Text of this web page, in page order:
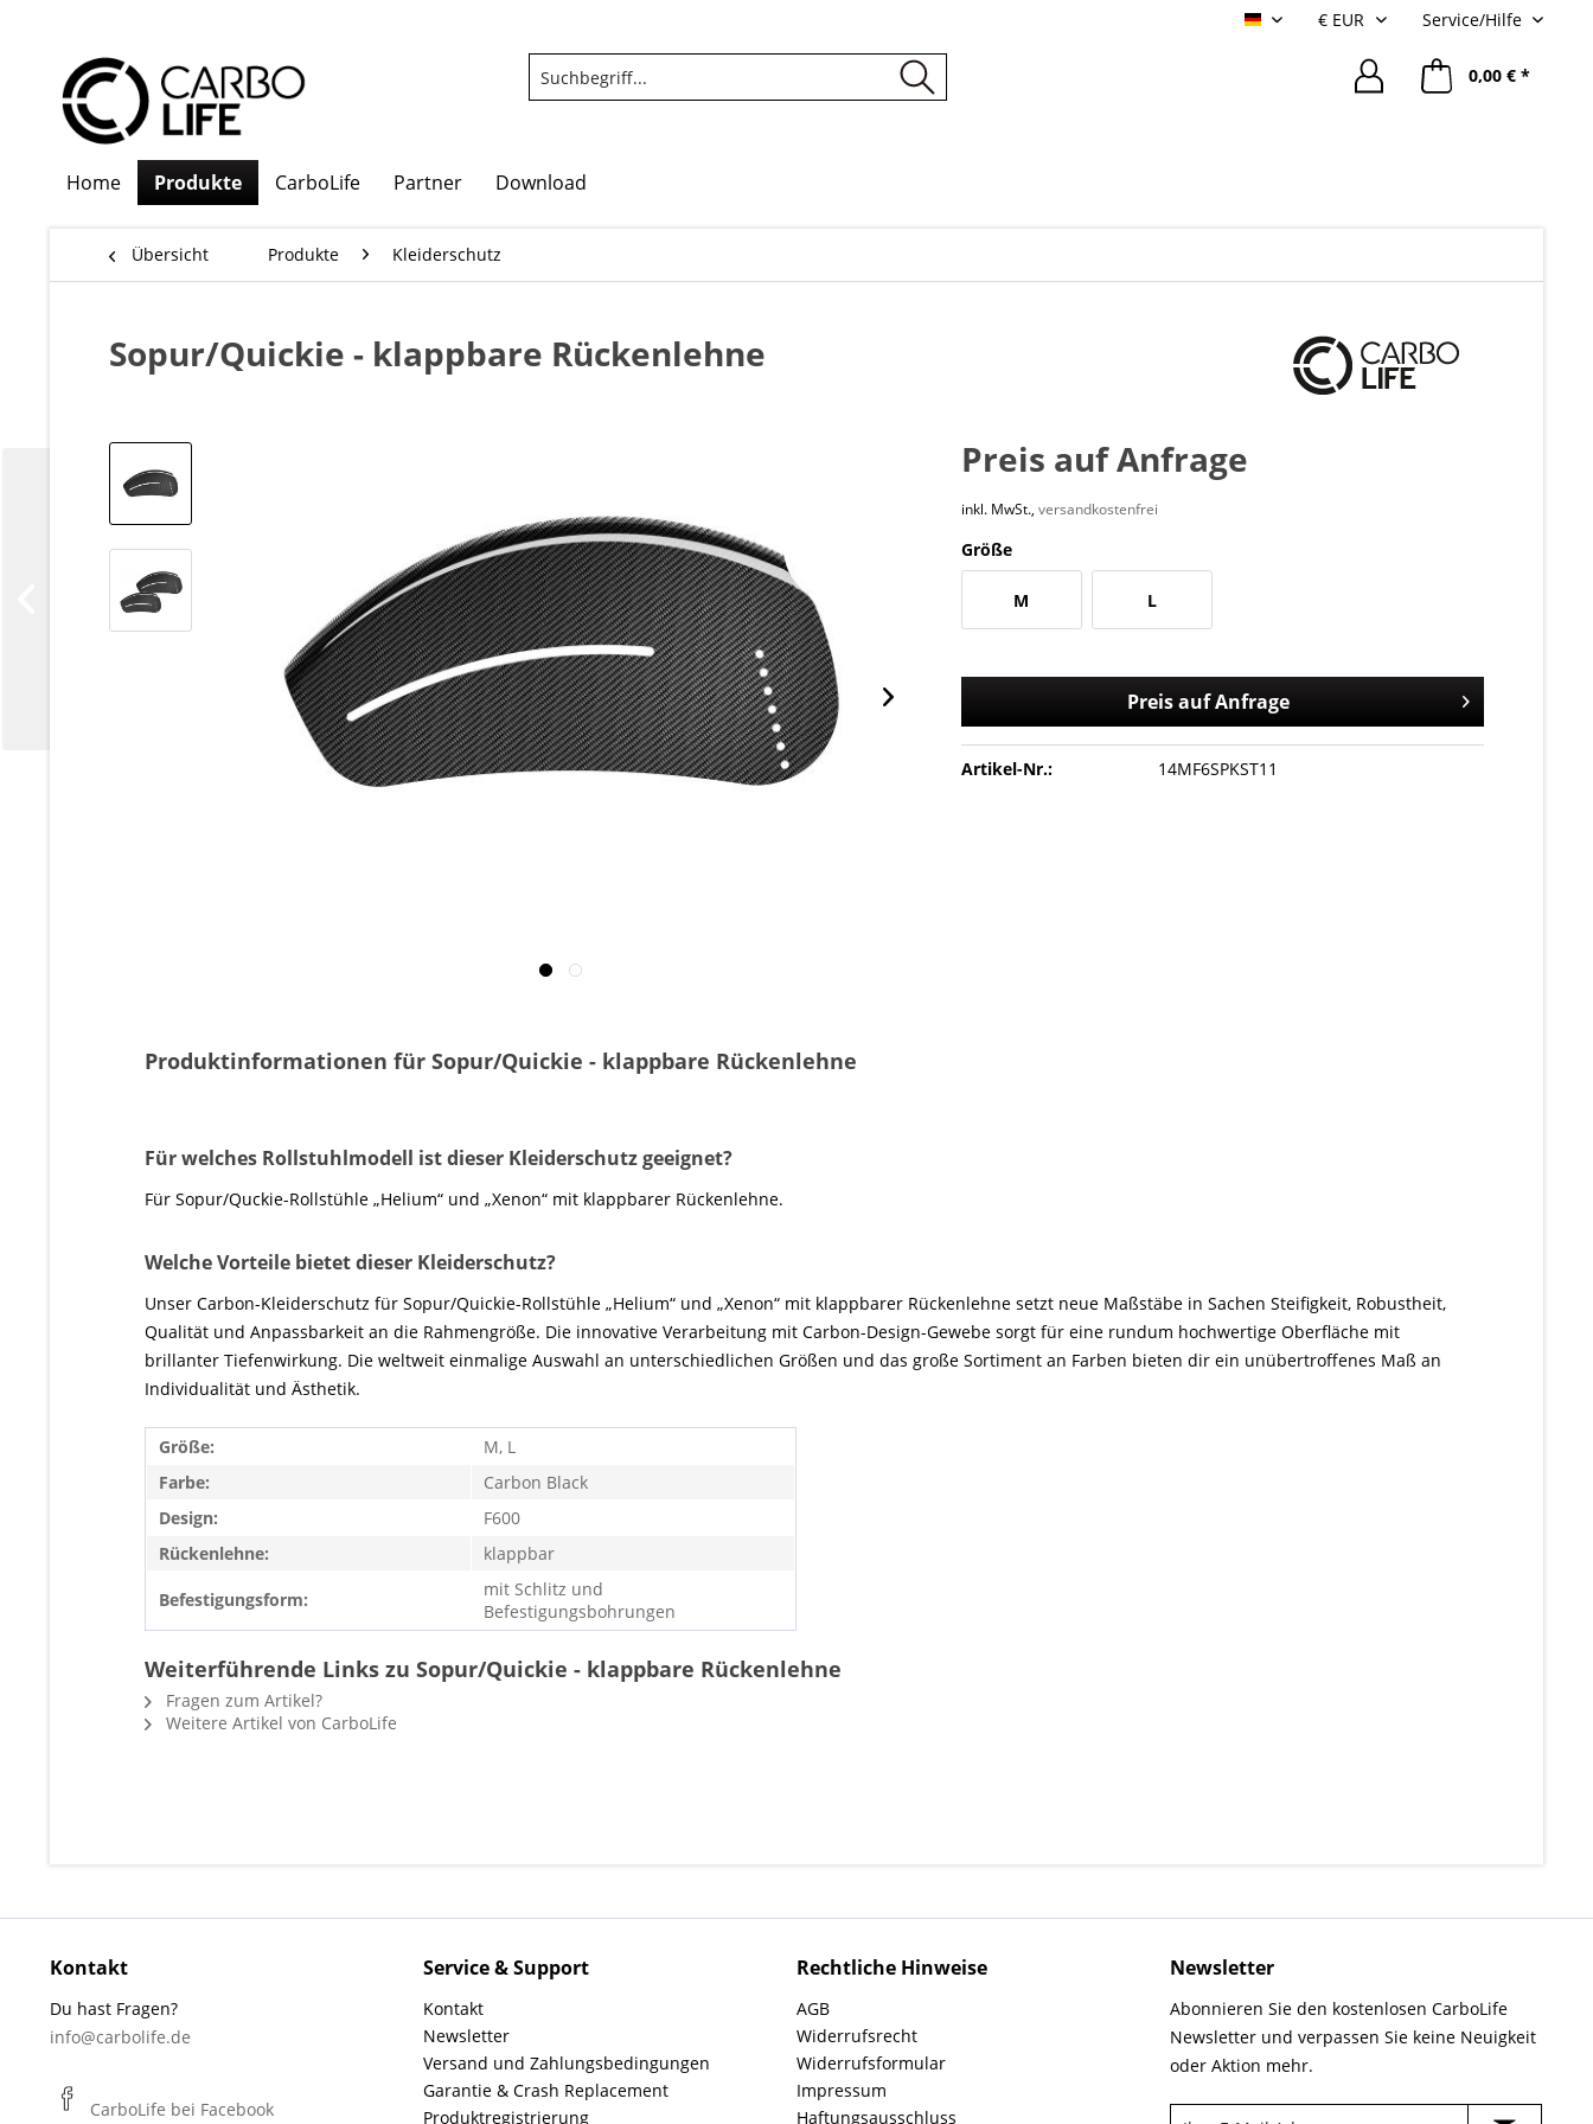
Deutsch Service/Hilfe
0,00 € *
Home Produkte CarboLife Partner Download
Übersicht Produkte Kleiderschutz
Sopur/Quickie - klappbare Rückenlehne
Preis auf Anfrage
inkl. MwSt.,versandkostenfrei
Größe
M L
Preis auf Anfrage
Artikel-Nr.: 14MF6SPKST11
Produktinformationen für Sopur/Quickie - klappbare Rückenlehne
Für welches Rollstuhlmodell ist dieser Kleiderschutz geeignet?
Für Sopur/Quckie-Rollstühle „Helium“ und „Xenon“ mit klappbarer Rückenlehne.
Welche Vorteile bietet dieser Kleiderschutz?
Unser Carbon-Kleiderschutz für Sopur/Quickie-Rollstühle „Helium“ und „Xenon“ mit klappbarer Rückenlehne setzt neue Maßstäbe in Sachen Steifigkeit, Robustheit,
Qualität und Anpassbarkeit an die Rahmengröße. Die innovative Verarbeitung mit Carbon-Design-Gewebe sorgt für eine rundum hochwertige Oberfläche mit
brillanter Tiefenwirkung. Die weltweit einmalige Auswahl an unterschiedlichen Größen und das große Sortiment an Farben bieten dir ein unübertroffenes Maß an
Individualität und Ästhetik.
Größe:
M, L
Farbe:
Carbon Black
Design:
F600
Rückenlehne:
klappbar
Befestigungsform:
mit Schlitz und
Befestigungsbohrungen
Weiterführende Links zu Sopur/Quickie - klappbare Rückenlehne
Fragen zum Artikel?
Weitere Artikel von CarboLife
Kontakt
Du hast Fragen?
info@carbolife.de
CarboLife bei Facebook
Service & Support
Kontakt
Newsletter
Versand und Zahlungsbedingungen
Garantie & Crash Replacement
Produktregistrierung
Rechtliche Hinweise
AGB
Widerrufsrecht
Widerrufsformular
Impressum
Haftungsausschluss
Newsletter
Abonnieren Sie den kostenlosen CarboLife
Newsletter und verpassen Sie keine Neuigkeit
oder Aktion mehr.